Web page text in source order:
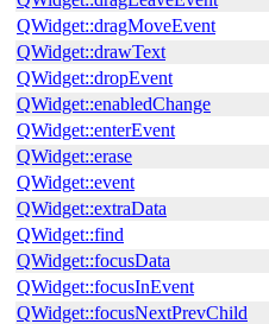
QWidget::dragMoveEvent
QWidget::drawText
QWidget::dropEvent
QWidget::enabledChange
QWidget::enterEvent
QWidget::erase
QWidget::event
QWidget::extraData
QWidget::find
QWidget::focusData
QWidget::focusInEvent
QWidget::focusNextPrevChild